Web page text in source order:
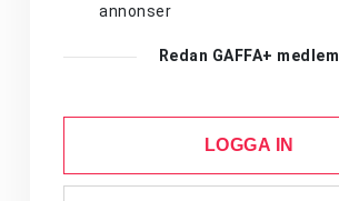
annonser
Redan GAFFA+ medlem
LOGGA IN